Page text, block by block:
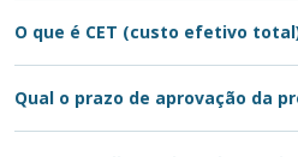
O que é CET (custo efetivo
Qual o prazo de aprovação da